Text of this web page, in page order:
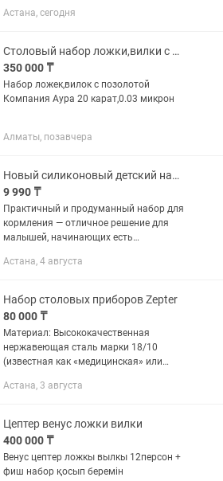
вилки ложки 100 000. Все абсолютно
Астана, сегодня
Столовый набор ложки,вилки с позолотой
350 000 ₸
Набор ложек,вилок с позолотой
Компания Аура 20 карат,0.03 микрон
Алматы, позавчера
Новый силиконовый детский набор посуды
9 990 ₸
Практичный и продуманный набор для
кормления — отличное решение для
малышей, начинающих есть
изготовлены из 100% пищевого
Астана, 4 августа
Набор столовых приборов Zepter
80 000 ₸
Материал: Высококачественная
нержавеющая сталь марки 18/10
(известная как «медицинская» или
отличается высокой устойчивостью к
временем и...
Астана, 3 августа
Цептер венус ложки вилки
400 000 ₸
Венус цептер ложкы вылкы 12персон +
фиш набор қосып беремін